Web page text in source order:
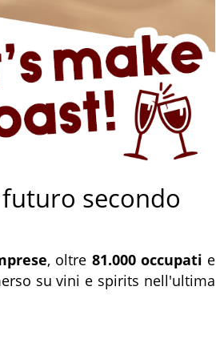
secondo
, oltre 81.000 occupati e
su vini e spirits nell'ultima